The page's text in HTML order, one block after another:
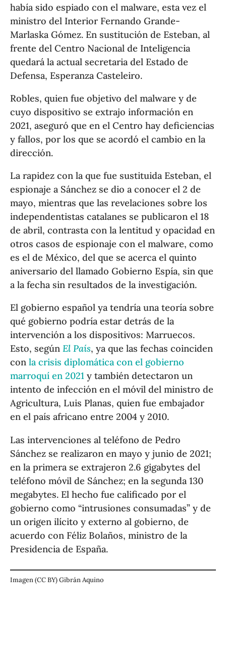
había sido espiado con el malware, esta vez el
ministro del Interior Fernando Grande-
Marlaska Gómez. En sustitución de Esteban, al
frente del Centro Nacional de Inteligencia
quedará la actual secretaria del Estado de
Defensa, Esperanza Casteleiro.
Robles, quien fue objetivo del malware y de
cuyo dispositivo se extrajo información en
2021, aseguró que en el Centro hay deficiencias
y fallos, por los que se acordó el cambio en la
dirección.
La rapidez con la que fue sustituida Esteban, el
espionaje a Sánchez se dio a conocer el 2 de
mayo, mientras que las revelaciones sobre los
independentistas catalanes se publicaron el 18
de abril, contrasta con la lentitud y opacidad en
otros casos de espionaje con el malware, como
es el de México, del que se acerca el quinto
aniversario del llamado Gobierno Espía, sin que
a la fecha sin resultados de la investigación.
El gobierno español ya tendría una teoría sobre
qué gobierno podría estar detrás de la
intervención a los dispositivos: Marruecos.
Esto, segúnEl País, ya que las fechas coinciden
conla crisis diplomática con el gobierno
marroquí en 2021 y también detectaron un
intento de infección en el móvil del ministro de
Agricultura, Luis Planas, quien fue embajador
en el país africano entre 2004 y 2010.
Las intervenciones al teléfono de Pedro
Sánchez se realizaron en mayo y junio de 2021;
en la primera se extrajeron 2.6 gigabytes del
teléfono móvil de Sánchez; en la segunda 130
megabytes. El hecho fue calificado por el
gobierno como “intrusiones consumadas” y de
un origen ilícito y externo al gobierno, de
acuerdo con Féliz Bolaños, ministro de la
Presidencia de España.
Imagen (CC BY) Gibrán Aquino